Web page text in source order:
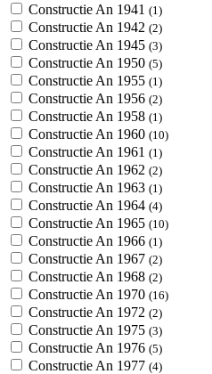
Constructie An 1941 (1)
Constructie An 1942 (2)
Constructie An 1945 (3)
Constructie An 1950 (5)
Constructie An 1955 (1)
Constructie An 1956 (2)
Constructie An 1958 (1)
Constructie An 1960 (10)
Constructie An 1961 (1)
Constructie An 1962 (2)
Constructie An 1963 (1)
Constructie An 1964 (4)
Constructie An 1965 (10)
Constructie An 1966 (1)
Constructie An 1967 (2)
Constructie An 1968 (2)
Constructie An 1970 (16)
Constructie An 1972 (2)
Constructie An 1975 (3)
Constructie An 1976 (5)
Constructie An 1977 (4)